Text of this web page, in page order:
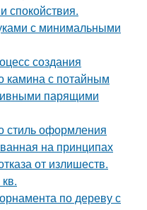
спокойствия.
с минимальными
создания
камина с потайным
парящими
стиль оформления
на принципах
от излишеств.
по дереву с